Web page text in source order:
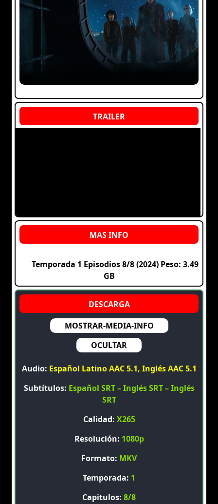
Temporada 1 Episodios 8/8 (2024) Peso: 3.49
GB
MOSTRAR-MEDIA-INFO
OCULTAR
Audio: Español Latino AAC 5.1, Inglés AAC 5.1
Subtítulos: Español SRT – Inglés SRT – Inglés
SRT
Calidad: X265
Resolución: 1080p
Formato: MKV
Temporada: 1
Capitulos: 8/8